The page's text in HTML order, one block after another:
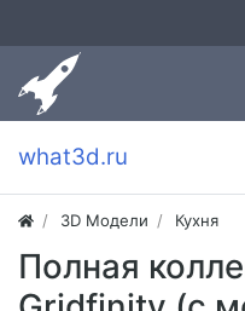
what3d.ru
3D Модели Кухня
Полная